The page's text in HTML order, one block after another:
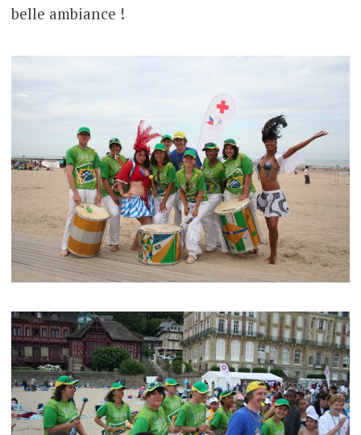
belle ambiance !